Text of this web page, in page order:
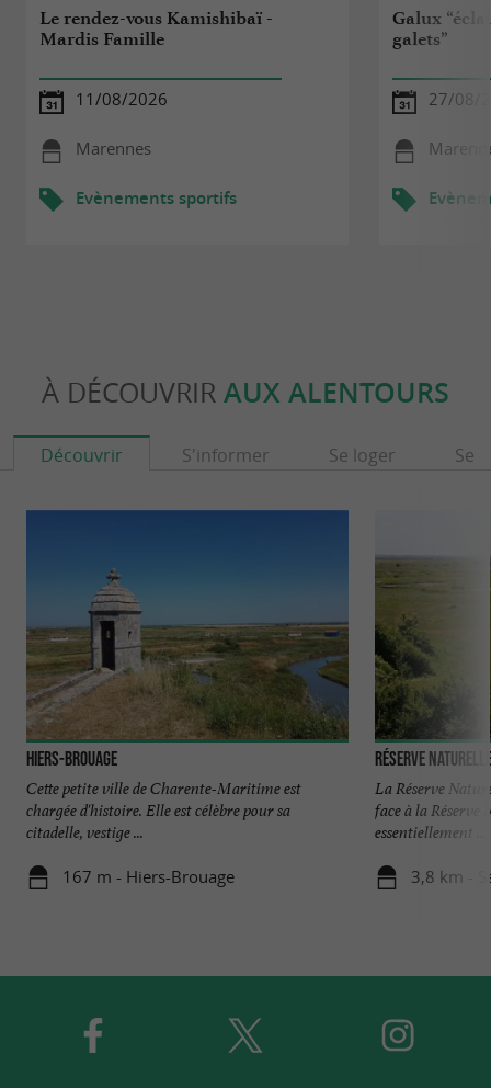
Le rendez-vous Kamishibaï -
Mardis Famille
11/08/2026
Marennes
Evènements sportifs
Galux
galets”
27/08/
À DÉCOUVRIR AUX ALENTOURS
Découvrir S'informer Se loger Se
Hiers-Brouage
Cette petite ville de Charente-Maritime est
chargée d'histoire. Elle est célèbre pour sa
citadelle, vestige ...
167 m - Hiers-Brouage
Réserve
La Réserve
face à la Réserve
essentiellement ...
3,8 km -